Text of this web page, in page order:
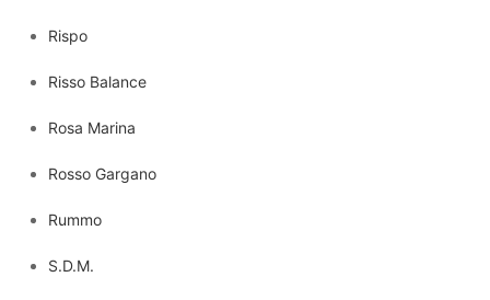
Rispo
Risso Balance
Rosa Marina
Rosso Gargano
Rummo
S.D.M.